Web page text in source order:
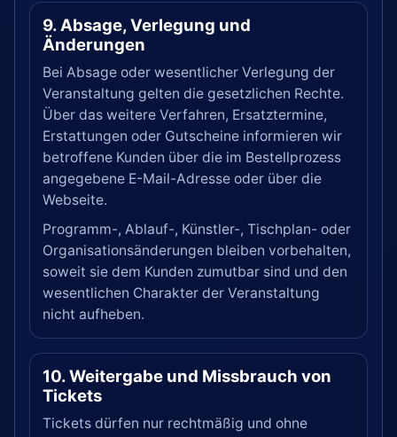
9. Absage, Verlegung und
Änderungen
Bei Absage oder wesentlicher Verlegung der
Veranstaltung gelten die gesetzlichen Rechte.
Über das weitere Verfahren, Ersatztermine,
Erstattungen oder Gutscheine informieren wir
betroffene Kunden über die im Bestellprozess
angegebene E-Mail-Adresse oder über die
Webseite.
Programm-, Ablauf-, Künstler-, Tischplan- oder
Organisationsänderungen bleiben vorbehalten,
soweit sie dem Kunden zumutbar sind und den
wesentlichen Charakter der Veranstaltung
nicht aufheben.
10. Weitergabe und Missbrauch von
Tickets
Tickets dürfen nur rechtmäßig und ohne